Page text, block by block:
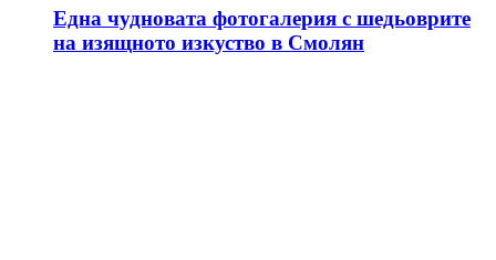
Една чудновата фотогалерия с шедьоврите
на изящното изкуство в Смолян